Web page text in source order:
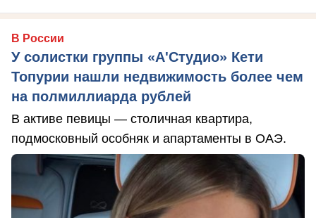
В России
У солистки группы «А'Студио» Кети
Топурии нашли недвижимость более чем
на полмиллиарда рублей
В активе певицы — столичная квартира,
подмосковный особняк и апартаменты в ОАЭ.